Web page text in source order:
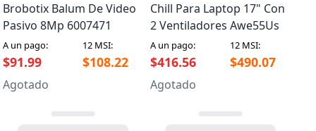
Brobotix Balum De Video
Pasivo 8Mp 6007471
A un pago: 12 MSI:
$91.99 $108.22
Agotado
Chill Para Laptop 17" Con
2 Ventiladores Awe55Us
A un pago: 12 MSI:
$416.56 $490.07
Agotado